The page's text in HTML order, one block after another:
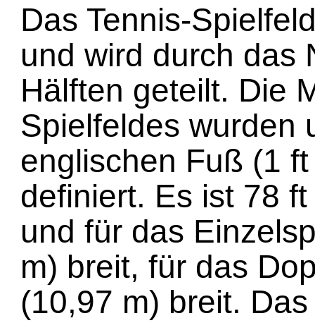
Das Tennis-
und wird durch das
Hälften geteilt. Die
Spielfeldes wurden
englischen Fuß (1
definiert. Es ist 78
und für das
m) breit, für das
(10,97 m) breit.